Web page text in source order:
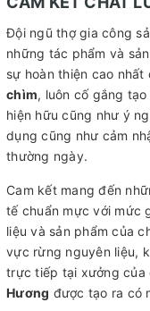
Đội ngũ thợ gia công
những tác phẩm và
sự hoàn thiện cao
chìm, luôn cố gắng
hiện hữu cũng như ý
dụng cũng như cảm
thường ngày.
Cam kết mang đến
tế chuẩn mực với mức
liệu và sản phẩm của
vực rừng nguyên liệu,
trực tiếp tại xưởng của
Hương được tạo ra có